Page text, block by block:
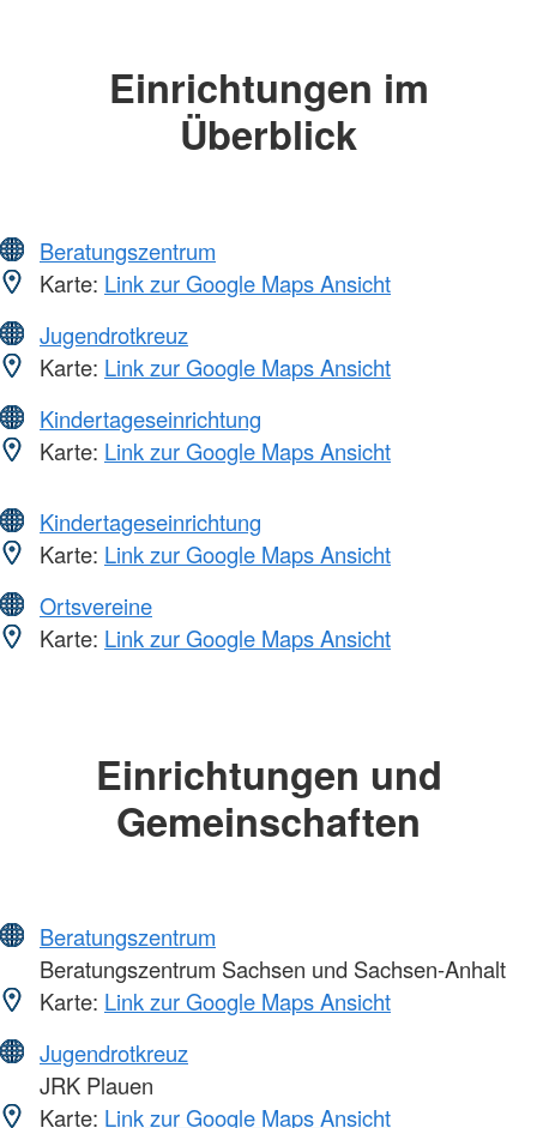
Einrichtungen im
Überblick
Beratungszentrum
Karte: Link zur Google Maps Ansicht
Jugendrotkreuz
Karte: Link zur Google Maps Ansicht
Kindertageseinrichtung
Karte: Link zur Google Maps Ansicht
Kindertageseinrichtung
Karte: Link zur Google Maps Ansicht
Ortsvereine
Karte: Link zur Google Maps Ansicht
Einrichtungen und
Gemeinschaften
Beratungszentrum
Beratungszentrum Sachsen und Sachsen-Anhalt
Karte: Link zur Google Maps Ansicht
Jugendrotkreuz
JRK Plauen
Karte: Link zur Google Maps Ansicht